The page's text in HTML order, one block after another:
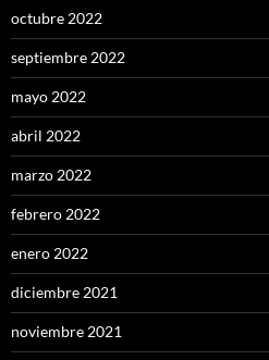
octubre 2022
septiembre 2022
mayo 2022
abril 2022
marzo 2022
febrero 2022
enero 2022
diciembre 2021
noviembre 2021